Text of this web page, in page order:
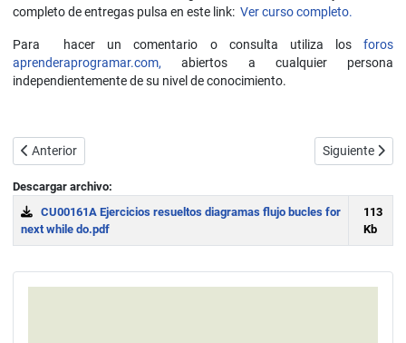
completo de entregas pulsa en este link: Ver curso completo.
Para hacer un comentario o consulta utiliza losforos
aprenderaprogramar.com, abiertos a cualquier persona
independientemente de su nivel de conocimiento.
Artículo anterior: Ejercicios resueltos con acumuladores.
Anterior Artículo
Siguiente
Descargar archivo:
CU00161A Ejercicios resueltos diagramas flujo bucles for
next while do.pdf
113
Kb